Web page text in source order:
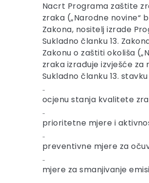
Nacrt Programa zaštite
zraka („Narodne novine“
Zakona, nositelj izrade
Sukladno članku 13.
Zakonu o zaštiti okoliša
zraka izrađuje izvješće
Sukladno članku 13.
₋
ocjenu stanja kvalitete
₋
prioritetne mjere i
₋
preventivne mjere za
₋
mjere za smanjivanje